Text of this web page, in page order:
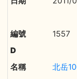
1557
北岳